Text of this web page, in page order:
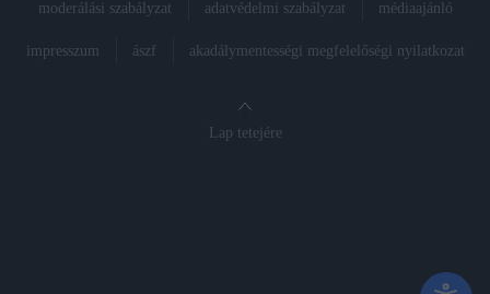
moderálási szabályzat adatvédelmi szabályzat médiaajánló
impresszum ászf akadálymentességi megfelelőségi nyilatkozat
Lap tetejére